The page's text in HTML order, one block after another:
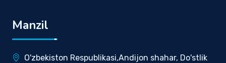
Manzil
O'zbekiston Respublikasi,Andijon shahar, Do'stlik